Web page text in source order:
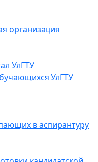
организация
УлГТУ
УлГТУ
в аспирантуру